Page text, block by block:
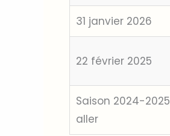
31 janvier 2026
22 février 2025
Saison 2024-2025
aller